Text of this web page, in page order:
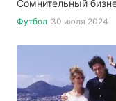
Сомнительный
Футбол 30 июля 2024